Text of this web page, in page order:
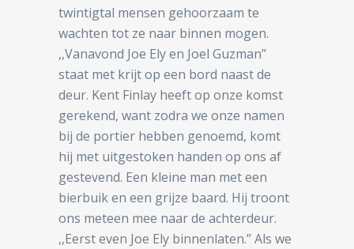
twintigtal mensen gehoorzaam te
wachten tot ze naar binnen mogen.
,,Vanavond Joe Ely en Joel Guzman’’
staat met krijt op een bord naast de
deur. Kent Finlay heeft op onze komst
gerekend, want zodra we onze namen
bij de portier hebben genoemd, komt
hij met uitgestoken handen op ons af
gestevend. Een kleine man met een
bierbuik en een grijze baard. Hij troont
ons meteen mee naar de achterdeur.
,,Eerst even Joe Ely binnenlaten.’’ Als we